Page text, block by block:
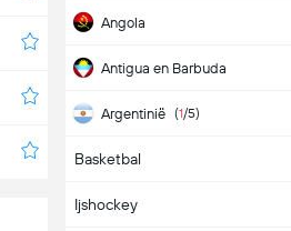
Angola
Antigua en Barbuda
Argentinië (1/5)
Armenië
Aruba
Basketbal
Ijshockey